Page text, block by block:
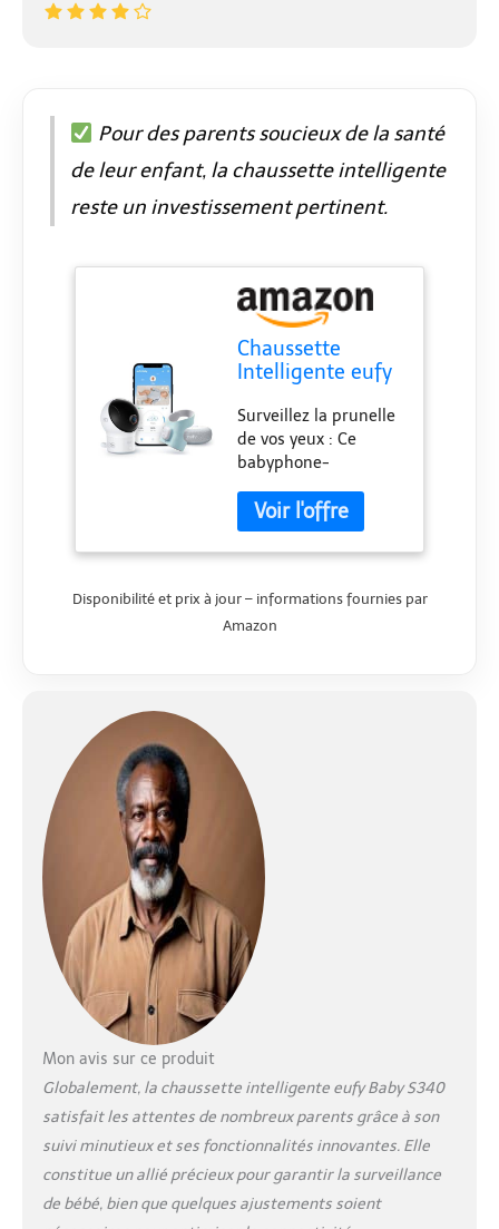
Pour des parents soucieux de la santé
de leur enfant, la chaussette intelligente
reste un investissement pertinent.
Chaussette
Intelligente eufy
Surveillez la prunelle
de vos yeux : Ce
babyphone-
paramètres de votre
enfant et les
transmet à votre
vous ayez toujours
l'esprit tranquille.
le sommeil et les
siestes, mais aussi le
rythme cardiaque et
le taux d'oxygène
dans le sang. Recevez
des rapports
quotidiens
personnalisés. Restez
toujours informé :
Lorsque les
une alerte
instantanée.
Personnalisez les
alertes pour une
expérience idéale.
Vision claire, jour et
Disponibilité et prix à jour – informations fournies par
Amazon
Mon avis sur ce produit
Globalement, la chaussette intelligente eufy Baby S340
satisfait les attentes de nombreux parents grâce à son
suivi minutieux et ses fonctionnalités innovantes. Elle
constitue un allié précieux pour garantir la surveillance
de bébé, bien que quelques ajustements soient